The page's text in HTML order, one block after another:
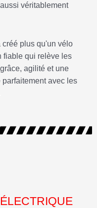
véritablement
plus qu'un vélo
fiable qui relève les
agilité et une
avec les